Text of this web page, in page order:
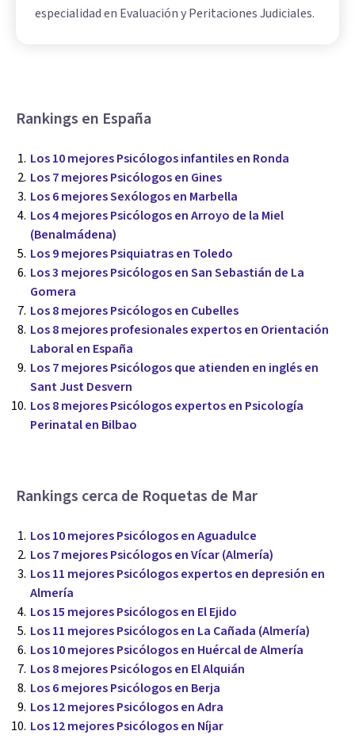
especialidad en Evaluación y Peritaciones Judiciales.
Rankings en España
Los 10 mejores Psicólogos infantiles en Ronda
Los 7 mejores Psicólogos en Gines
Los 6 mejores Sexólogos en Marbella
Los 4 mejores Psicólogos en Arroyo de la Miel
(Benalmádena)
Los 9 mejores Psiquiatras en Toledo
Los 3 mejores Psicólogos en San Sebastián de La
Gomera
Los 8 mejores Psicólogos en Cubelles
Los 8 mejores profesionales expertos en Orientación
Laboral en España
Los 7 mejores Psicólogos que atienden en inglés en
Sant Just Desvern
Los 8 mejores Psicólogos expertos en Psicología
Perinatal en Bilbao
Rankings cerca de Roquetas de Mar
Los 10 mejores Psicólogos en Aguadulce
Los 7 mejores Psicólogos en Vícar (Almería)
Los 11 mejores Psicólogos expertos en depresión en
Almería
Los 15 mejores Psicólogos en El Ejido
Los 11 mejores Psicólogos en La Cañada (Almería)
Los 10 mejores Psicólogos en Huércal de Almería
Los 8 mejores Psicólogos en El Alquián
Los 6 mejores Psicólogos en Berja
Los 12 mejores Psicólogos en Adra
Los 12 mejores Psicólogos en Níjar